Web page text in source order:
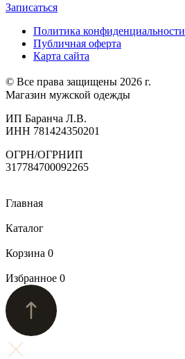
Записаться
Политика конфиденциальности
Публичная оферта
Карта сайта
© Все права защищены 2026 г.
Магазин мужской одежды
ИП Баранча Л.В.
ИНН 781424350201
ОГРН/ОГРНИП
317784700092265
Главная
Каталог
Корзина 0
Избранное 0